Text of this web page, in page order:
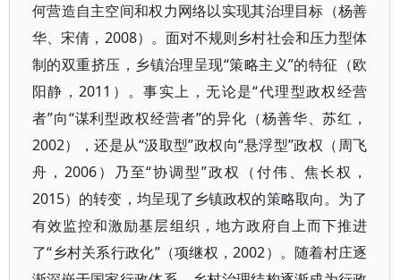
何营造自主空间和权力网络以实现其治理目标（杨善
华、宋倩，2008）。面对不规则乡村社会和压力型体
制的双重挤压，乡镇治理呈现“策略主义”的特征（欧
阳静，2011）。事实上，无论是“代理型政权经营
者”向“谋利型政权经营者”的异化（杨善华、苏红，
2002），还是从“汲取型”政权向“悬浮型”政权（周飞
舟，2006）乃至“协调型”政权（付伟、焦长权，
2015）的转变，均呈现了乡镇政权的策略取向。为了
有效监控和激励基层组织，地方政府自上而下推进
了“乡村关系行政化”（项继权，2002）。随着村庄逐